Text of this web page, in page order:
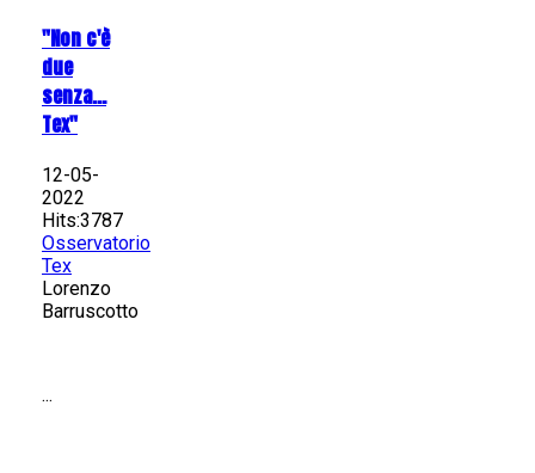
"Non c'è
due
senza...
Tex"
12-05-
2022
Hits:3787
Osservatorio
Tex
Lorenzo
Barruscotto
...